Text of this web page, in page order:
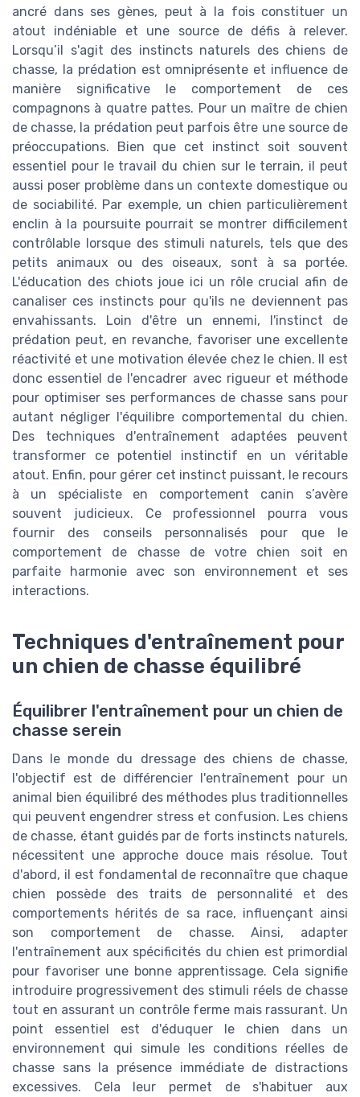
ancré dans ses gènes, peut à la fois constituer un
atout indéniable et une source de défis à relever.
Lorsqu’il s'agit des instincts naturels des chiens de
chasse, la prédation est omniprésente et influence de
manière significative le comportement de ces
compagnons à quatre pattes. Pour un maître de chien
de chasse, la prédation peut parfois être une source de
préoccupations. Bien que cet instinct soit souvent
essentiel pour le travail du chien sur le terrain, il peut
aussi poser problème dans un contexte domestique ou
de sociabilité. Par exemple, un chien particulièrement
enclin à la poursuite pourrait se montrer difficilement
contrôlable lorsque des stimuli naturels, tels que des
petits animaux ou des oiseaux, sont à sa portée.
L'éducation des chiots joue ici un rôle crucial afin de
canaliser ces instincts pour qu'ils ne deviennent pas
envahissants. Loin d'être un ennemi, l'instinct de
prédation peut, en revanche, favoriser une excellente
réactivité et une motivation élevée chez le chien. Il est
donc essentiel de l'encadrer avec rigueur et méthode
pour optimiser ses performances de chasse sans pour
autant négliger l'équilibre comportemental du chien.
Des techniques d'entraînement adaptées peuvent
transformer ce potentiel instinctif en un véritable
atout. Enfin, pour gérer cet instinct puissant, le recours
à un spécialiste en comportement canin s’avère
souvent judicieux. Ce professionnel pourra vous
fournir des conseils personnalisés pour que le
comportement de chasse de votre chien soit en
parfaite harmonie avec son environnement et ses
interactions.
Techniques d'entraînement pour
un chien de chasse équilibré
Équilibrer l'entraînement pour un chien de
chasse serein
Dans le monde du dressage des chiens de chasse,
l'objectif est de différencier l'entraînement pour un
animal bien équilibré des méthodes plus traditionnelles
qui peuvent engendrer stress et confusion. Les chiens
de chasse, étant guidés par de forts instincts naturels,
nécessitent une approche douce mais résolue. Tout
d'abord, il est fondamental de reconnaître que chaque
chien possède des traits de personnalité et des
comportements hérités de sa race, influençant ainsi
son comportement de chasse. Ainsi, adapter
l'entraînement aux spécificités du chien est primordial
pour favoriser une bonne apprentissage. Cela signifie
introduire progressivement des stimuli réels de chasse
tout en assurant un contrôle ferme mais rassurant. Un
point essentiel est d'éduquer le chien dans un
environnement qui simule les conditions réelles de
chasse sans la présence immédiate de distractions
excessives. Cela leur permet de s'habituer aux